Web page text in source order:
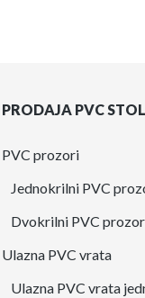
PRODAJA PVC
PVC prozori
Jednokrilni PVC
Dvokrilni PVC
Ulazna PVC vrata
Ulazna PVC vrata